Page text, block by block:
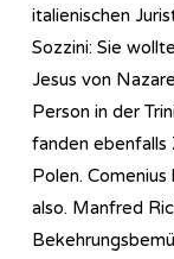
italienischen
Sozzini: Sie
Jesus von
Person in der
fanden ebenfalls
Polen.
also. Manfred